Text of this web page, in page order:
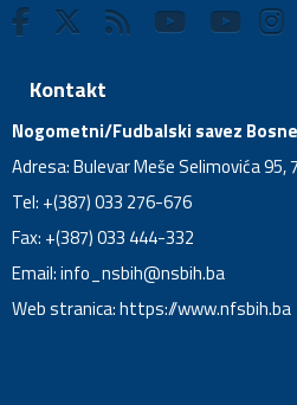
Kontakt
Nogometni/Fudbalski savez
Adresa: Bulevar Meše Selimovića 95,
Tel: +(387) 033 276-676
Fax: +(387) 033 444-332
Email:info_nsbih@nsbih.ba
Web stranica: https://www.nfsbih.ba